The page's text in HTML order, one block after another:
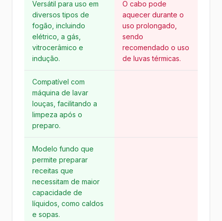
Versátil para uso em
diversos tipos de
fogão, incluindo
elétrico, a gás,
vitrocerâmico e
indução.
O cabo pode
aquecer durante o
uso prolongado,
sendo
recomendado o uso
de luvas térmicas.
Compatível com
máquina de lavar
louças, facilitando a
limpeza após o
preparo.
Modelo fundo que
permite preparar
receitas que
necessitam de maior
capacidade de
líquidos, como caldos
e sopas.